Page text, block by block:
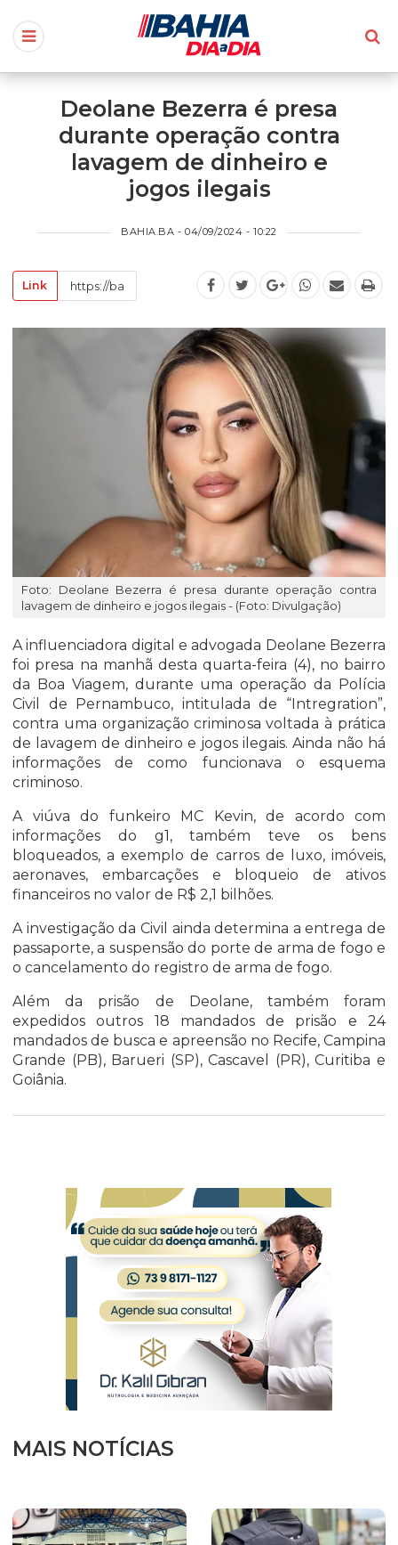
Deolane Bezerra é presa
durante operação contra
lavagem de dinheiro e
jogos ilegais
BAHIA.BA - 04/09/2024 - 10:22
Link
Foto: Deolane Bezerra é presa durante operação contra
lavagem de dinheiro e jogos ilegais - (Foto: Divulgação)
A influenciadora digital e advogada Deolane Bezerra
foi presa na manhã desta quarta-feira (4), no bairro
da Boa Viagem, durante uma operação da Polícia
Civil de Pernambuco, intitulada de “Intregration”,
contra uma organização criminosa voltada à prática
de lavagem de dinheiro e jogos ilegais. Ainda não há
informações de como funcionava o esquema
criminoso.
A viúva do funkeiro MC Kevin, de acordo com
informações do g1, também teve os bens
bloqueados, a exemplo de carros de luxo, imóveis,
aeronaves, embarcações e bloqueio de ativos
financeiros no valor de R$ 2,1 bilhões.
A investigação da Civil ainda determina a entrega de
passaporte, a suspensão do porte de arma de fogo e
o cancelamento do registro de arma de fogo.
Além da prisão de Deolane, também foram
expedidos outros 18 mandados de prisão e 24
mandados de busca e apreensão no Recife, Campina
Grande (PB), Barueri (SP), Cascavel (PR), Curitiba e
Goiânia.
MAIS NOTÍCIAS